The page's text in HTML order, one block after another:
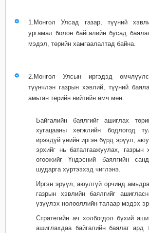
1.Монгол Улсад газар, түүний
ургамал болон байгалийн бусад
мэдэл, төрийн хамгаалалтад байна.
2.Монгол Улсын иргэдэд
түүнчлэн газрын хэвлий, түүний
амьтан төрийн нийтийн өмч мөн.
Байгалийн баялгийг ашиглах
хугацааны хөгжлийн бодлогод
ирээдүй үеийн иргэн бүрд эрүүл,
эрхийг нь баталгаажуулах, газрын
өгөөжийг Үндэсний баялгийн
шударга хүртээхэд чиглэнэ.
Иргэн эрүүл, аюулгүй орчинд
газрын хэвлийн баялгийг
үзүүлэх нөлөөллийн талаар мэдэх
Стратегийн ач холбогдол бүхий
ашиглахдаа байгалийн баялаг ард